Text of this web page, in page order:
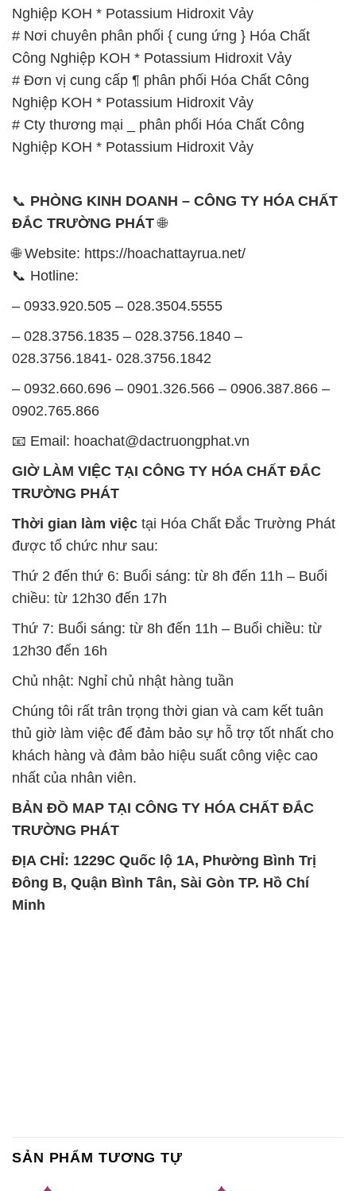
Nghiệp KOH * Potassium Hidroxit Vảy
# Nơi chuyên phân phối { cung ứng } Hóa Chất
Công Nghiệp KOH * Potassium Hidroxit Vảy
# Đơn vị cung cấp ¶ phân phối Hóa Chất Công
Nghiệp KOH * Potassium Hidroxit Vảy
# Cty thương mại _ phân phối Hóa Chất Công
Nghiệp KOH * Potassium Hidroxit Vảy
📞 PHÒNG KINH DOANH – CÔNG TY HÓA CHẤT
ĐẮC TRƯỜNG PHÁT🌐
🌐 Website: https://hoachattayrua.net/
📞 Hotline:
– 0933.920.505 – 028.3504.5555
– 028.3756.1835 – 028.3756.1840 –
028.3756.1841- 028.3756.1842
– 0932.660.696 – 0901.326.566 – 0906.387.866 –
0902.765.866
📧 Email: hoachat@dactruongphat.vn
GIỜ LÀM VIỆC TẠI CÔNG TY HÓA CHẤT ĐẮC
TRƯỜNG PHÁT
Thời gian làm việc tại Hóa Chất Đắc Trường Phát
được tổ chức như sau:
Thứ 2 đến thứ 6: Buổi sáng: từ 8h đến 11h – Buổi
chiều: từ 12h30 đến 17h
Thứ 7: Buổi sáng: từ 8h đến 11h – Buổi chiều: từ
12h30 đến 16h
Chủ nhật: Nghỉ chủ nhật hàng tuần
Chúng tôi rất trân trọng thời gian và cam kết tuân
thủ giờ làm việc để đảm bảo sự hỗ trợ tốt nhất cho
khách hàng và đảm bảo hiệu suất công việc cao
nhất của nhân viên.
BẢN ĐỒ MAP TẠI CÔNG TY HÓA CHẤT ĐẮC
TRƯỜNG PHÁT
ĐỊA CHỈ: 1229C Quốc lộ 1A, Phường Bình Trị
Đông B, Quận Bình Tân, Sài Gòn TP. Hồ Chí
Minh
SẢN PHẨM TƯƠNG TỰ